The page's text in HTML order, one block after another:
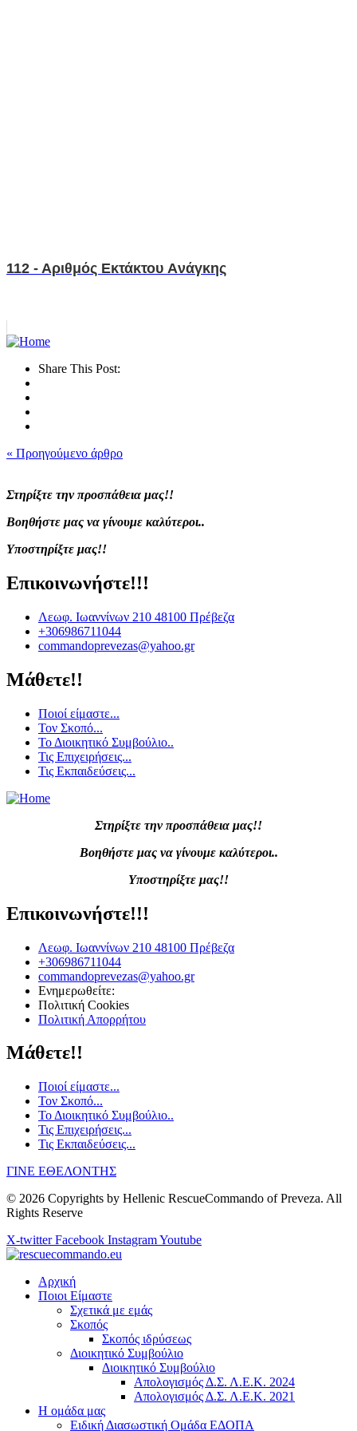
112 - Aριθμός Eκτάκτου Aνάγκης
Share This Post:
« Προηγούμενο άρθρο
Στηρίξτε την προσπάθεια μας!!
Βοηθήστε μας να γίνουμε καλύτεροι..
Υποστηρίξτε μας!!
Επικοινωνήστε!!!
Λεωφ. Ιωαννίνων 210 48100 Πρέβεζα
+306986711044
commandoprevezas@yahoo.gr
Μάθετε!!
Ποιοί είμαστε...
Τον Σκοπό...
Το Διοικητικό Συμβούλιο..
Τις Επιχειρήσεις...
Τις Εκπαιδεύσεις...
Στηρίξτε την προσπάθεια μας!!
Βοηθήστε μας να γίνουμε καλύτεροι..
Υποστηρίξτε μας!!
Επικοινωνήστε!!!
Λεωφ. Ιωαννίνων 210 48100 Πρέβεζα
+306986711044
commandoprevezas@yahoo.gr
Ενημερωθείτε:
Πολιτική Cookies
Πολιτική Απορρήτου
Μάθετε!!
Ποιοί είμαστε...
Τον Σκοπό...
Το Διοικητικό Συμβούλιο..
Τις Επιχειρήσεις...
Τις Εκπαιδεύσεις...
ΓΙΝΕ ΕΘΕΛΟΝΤΗΣ
© 2026 Copyrights by Hellenic RescueCommando of Preveza. All
Rights Reserve
X-twitter Facebook InstagramYoutube
Αρχική
Ποιοι Είμαστε
Σχετικά με εμάς
Σκοπός
Σκοπός ιδρύσεως
Διοικητικό Συμβούλιο
Διοικητικό Συμβούλιο
Απολογισμός Δ.Σ. Λ.Ε.Κ. 2024
Απολογισμός Δ.Σ. Λ.Ε.Κ. 2021
Η ομάδα μας
Ειδική Διασωστική Ομάδα ΕΔΟΠΑ